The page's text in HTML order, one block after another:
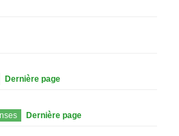
Dernière page
Dernière page